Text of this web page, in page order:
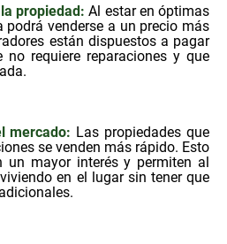
propiedad: Al estar en óptimas
podrá venderse a un precio más
están dispuestos a pagar
requiere reparaciones y que
mercado: Las propiedades que
se venden más rápido. Esto
un mayor interés y permiten al
en el lugar sin tener que